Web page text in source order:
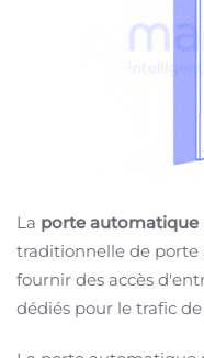
La porte automatique
traditionnelle de porte
fournir des accès
dédiés pour le trafic